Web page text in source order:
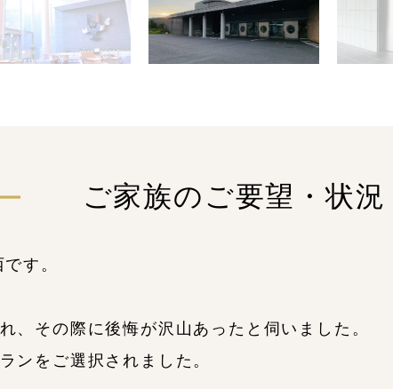
ご家族のご要望・状況
す。
、その際に後悔が沢山あったと伺いました。
ンをご選択されました。